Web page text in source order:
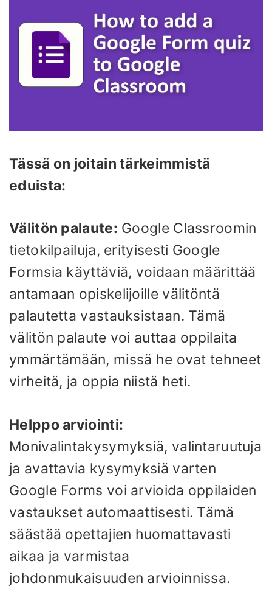
Tässä on joitain tärkeimmistä
eduista:
Välitön palaute: Google Classroomin
tietokilpailuja, erityisesti Google
Formsia käyttäviä, voidaan määrittää
antamaan opiskelijoille välitöntä
palautetta vastauksistaan. Tämä
välitön palaute voi auttaa oppilaita
ymmärtämään, missä he ovat tehneet
virheitä, ja oppia niistä heti.
Helppo arviointi:
Monivalintakysymyksiä, valintaruutuja
ja avattavia kysymyksiä varten
Google Forms voi arvioida oppilaiden
vastaukset automaattisesti. Tämä
säästää opettajien huomattavasti
aikaa ja varmistaa
johdonmukaisuuden arvioinnissa.